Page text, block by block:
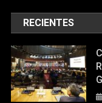
RECIENTES